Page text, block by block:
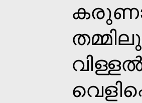
വിള്ളല്‍